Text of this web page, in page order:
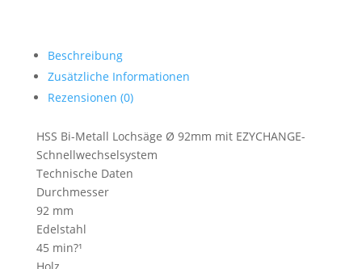
Beschreibung
Zusätzliche Informationen
Rezensionen (0)
HSS Bi-Metall Lochsäge Ø 92mm mit EZYCHANGE-
Schnellwechselsystem
Technische Daten
Durchmesser
92 mm
Edelstahl
45 min?¹